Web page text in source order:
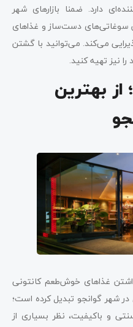
دارد. ضمنا بازارهای شهر
سوغاتی‌های دست‌ساز و غذاهای
می‌کند. می‌توانید با گشتن
نیز تهیه کنید.
بهترین
غذاهای خوش‌طعم کانتونی
شهر گوانجو تبدیل کرده است؛
و باکیفیت، نظر بسیاری از